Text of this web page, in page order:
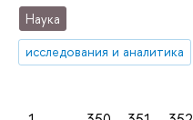
Наука
исследования и аналитика